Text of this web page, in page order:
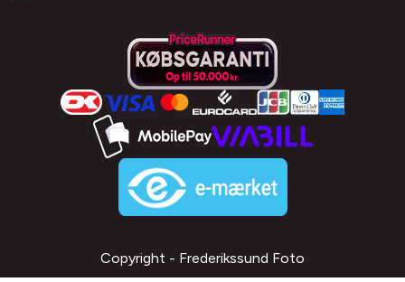
Copyright - Frederikssund Foto